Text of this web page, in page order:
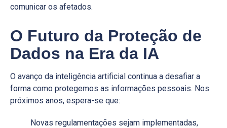
comunicar os afetados.
O Futuro da Proteção de
Dados na Era da IA
O avanço da inteligência artificial continua a desafiar a
forma como protegemos as informações pessoais. Nos
próximos anos, espera-se que:
Novas regulamentações sejam implementadas,